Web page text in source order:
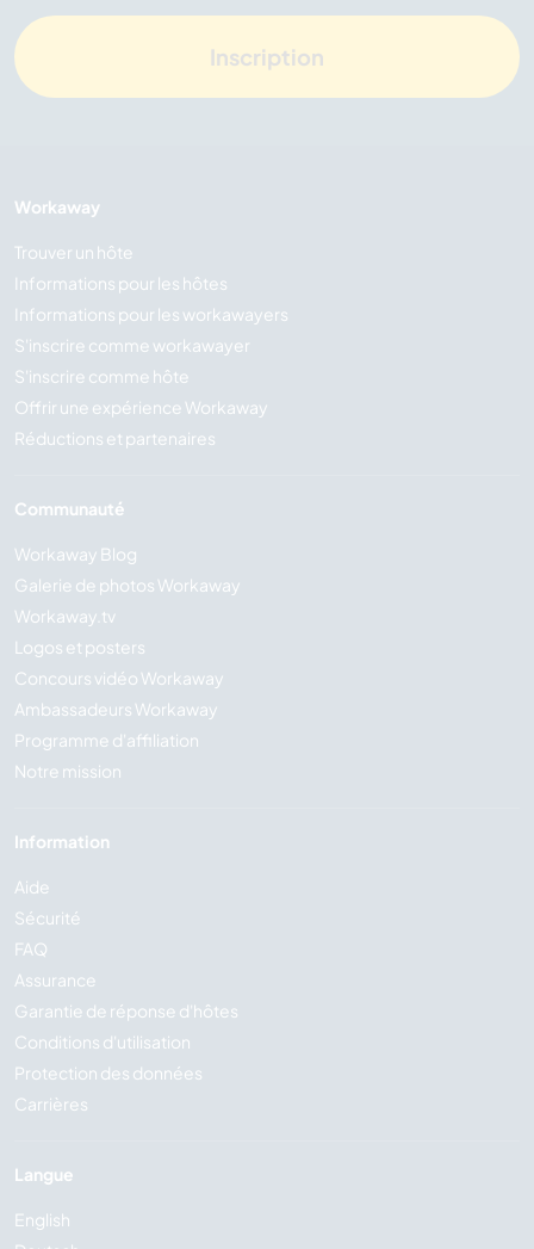
Inscription
Workaway
Trouver un hôte
Informations pour les hôtes
Informations pour les workawayers
S'inscrire comme workawayer
S'inscrire comme hôte
Offrir une expérience Workaway
Réductions et partenaires
Communauté
Workaway Blog
Galerie de photos Workaway
Workaway.tv
Logos et posters
Concours vidéo Workaway
Ambassadeurs Workaway
Programme d'affiliation
Notre mission
Information
Aide
Sécurité
FAQ
Assurance
Garantie de réponse d'hôtes
Conditions d'utilisation
Protection des données
Carrières
Langue
English